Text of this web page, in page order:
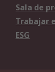
Sala de
Trabajar
ESG